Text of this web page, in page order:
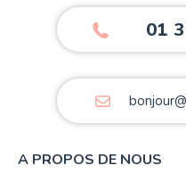
01
A PROPOS DE NOUS